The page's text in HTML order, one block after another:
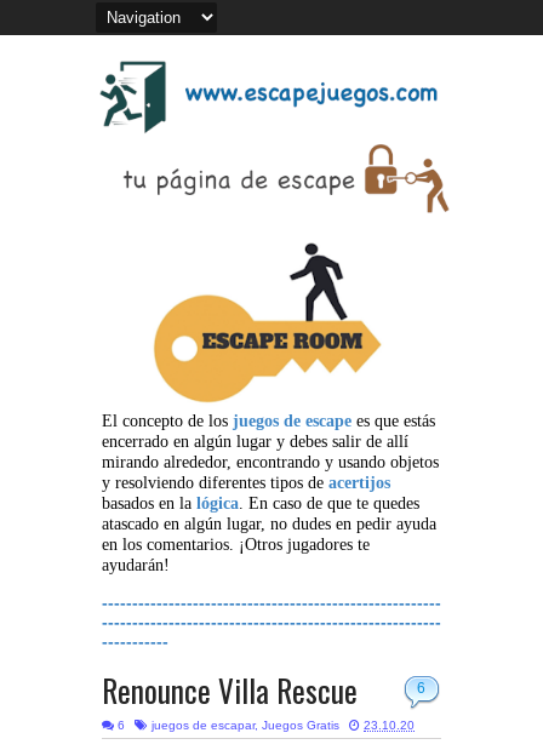
El concepto de los juegos de escape es que estás
encerrado en algún lugar y debes salir de allí
mirando alrededor, encontrando y usando objetos
y resolviendo diferentes tipos de acertijos
basados en la lógica. En caso de que te quedes
atascado en algún lugar, no dudes en pedir ayuda
en los comentarios. ¡Otros jugadores te
ayudarán!
--------------------------------------------------------
--------------------------------------------------------
-----------
6
Renounce Villa Rescue
6 juegos de escapar, Juegos Gratis 23.10.20